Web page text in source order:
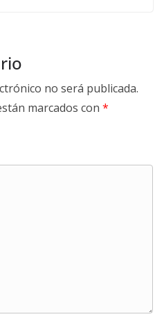
no será publicada.
marcados con *